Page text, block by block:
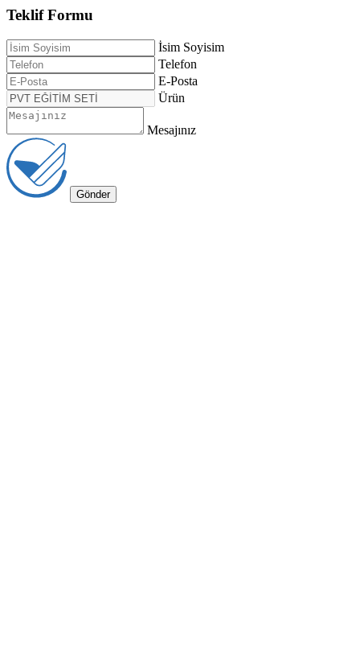
Teklif Formu
İsim Soyisim
Telefon
E-Posta
Ürün
Mesajınız
Gönder